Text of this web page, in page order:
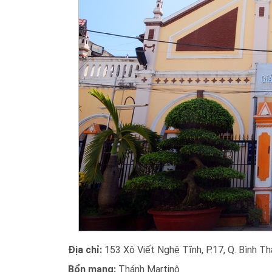
Địa chỉ: 153 Xô Viết Nghệ Tĩnh, P.17, Q. Bình
Bổn mạng: Thánh Martinô